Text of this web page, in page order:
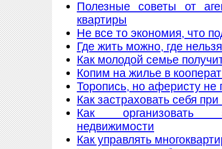
Полезные советы от
квартиры
Не все то экономия, что
Где жить можно, где нельзя
Как молодой семье
Копим на жилье в
Торопись, но аферисту не
Как застраховать себя
Как организовать
недвижимости
Как управлять